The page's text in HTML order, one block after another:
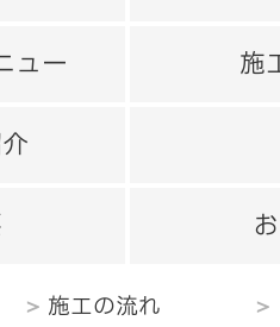
ュー 施
施工の流れ